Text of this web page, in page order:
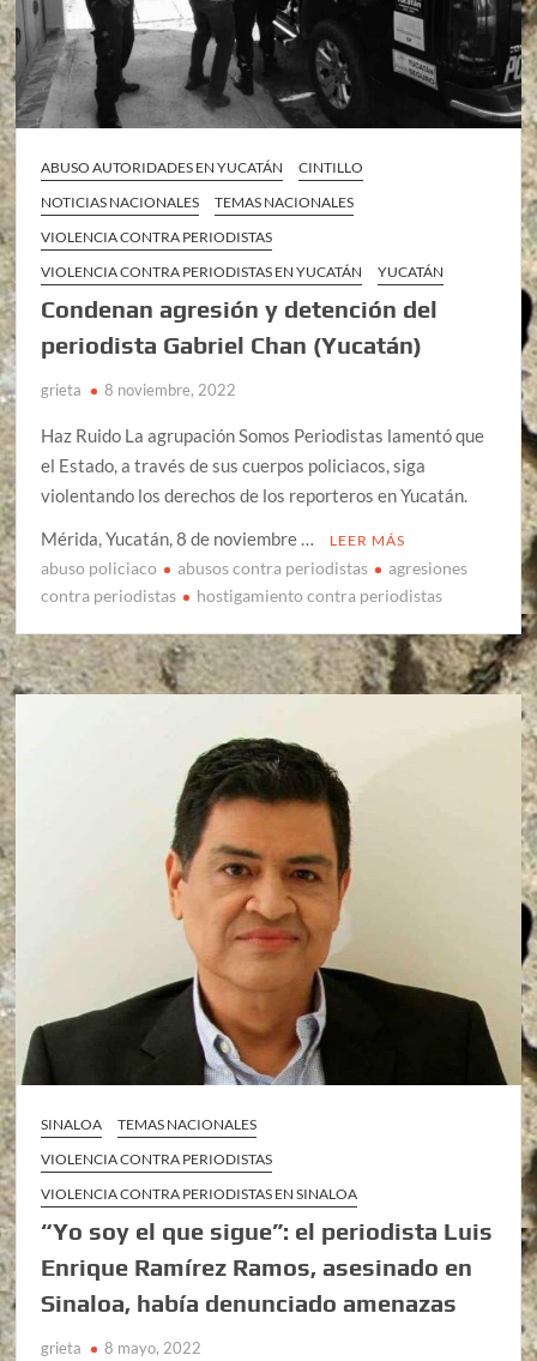
ABUSO AUTORIDADES EN YUCATÁN
CINTILLO
NOTICIAS NACIONALES
TEMAS NACIONALES
VIOLENCIA CONTRA PERIODISTAS
VIOLENCIA CONTRA PERIODISTAS EN YUCATÁN
YUCATÁN
Condenan agresión y detención del
periodista Gabriel Chan (Yucatán)
grieta 8 noviembre, 2022
Haz Ruido La agrupación Somos Periodistas lamentó que
el Estado, a través de sus cuerpos policiacos, siga
violentando los derechos de los reporteros en Yucatán.
Mérida, Yucatán, 8 de noviembre …
LEER MÁS
abuso policiaco abusos contra periodistas
agresiones
contra periodistas
hostigamiento contra periodistas
SINALOA
TEMAS NACIONALES
VIOLENCIA CONTRA PERIODISTAS
VIOLENCIA CONTRA PERIODISTAS EN SINALOA
“Yo soy el que sigue”: el periodista Luis
Enrique Ramírez Ramos, asesinado en
Sinaloa, había denunciado amenazas
grieta 8 mayo, 2022